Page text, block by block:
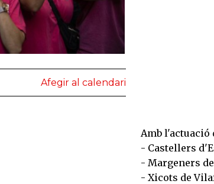
Afegir al calendari
Amb l'actuació
- Castellers
- Margeners
- Xicots de